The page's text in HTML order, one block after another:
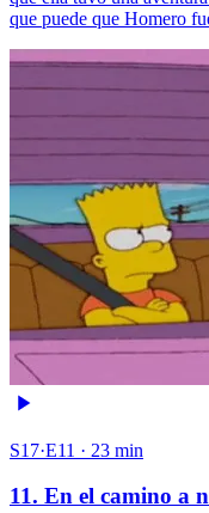
que puede que Homero
S17·E11 · 23 min
11. En el camino a